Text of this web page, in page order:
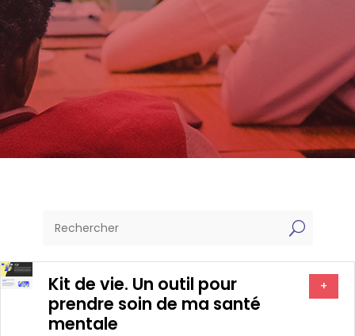
U
Kit de vie. Un outil pour
prendre soin de ma santé
mentale
+